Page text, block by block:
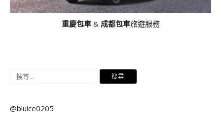
重慶包車& 成都包車旅遊服務
搜
鍵
@bluice0205